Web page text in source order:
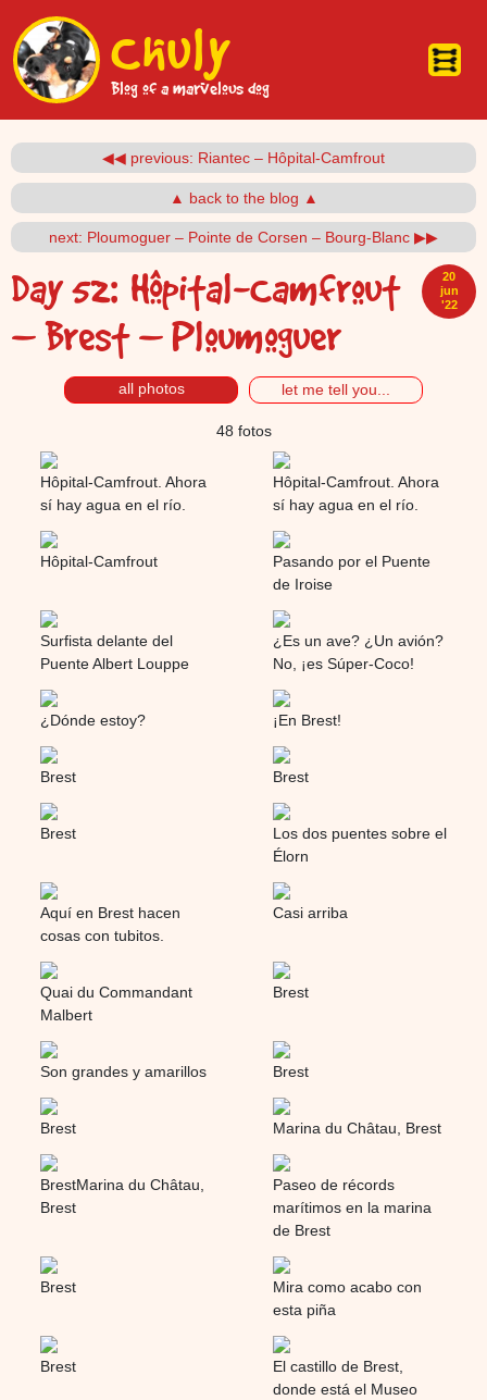
Chuly
Blog of a marvelous dog
◀◀ previous: Riantec – Hôpital-Camfrout
▲ back to the blog ▲
next: Ploumoguer – Pointe de Corsen – Bourg-Blanc ▶▶
20
jun
'22
Day 52: Hôpital-Camfrout
– Brest – Ploumoguer
all photos let me tell you...
48 fotos
Hôpital-Camfrout. Ahora
sí hay agua en el río.
Hôpital-Camfrout. Ahora
sí hay agua en el río.
Hôpital-Camfrout
Pasando por el Puente
de Iroise
Surfista delante del
Puente Albert Louppe
¿Es un ave? ¿Un avión?
No, ¡es Súper-Coco!
¿Dónde estoy? ¡En Brest!
Brest Brest
Brest
Los dos puentes sobre el
Élorn
Aquí en Brest hacen
cosas con tubitos.
Casi arriba
Quai du Commandant
Malbert
Brest
Son grandes y amarillos Brest
Brest Marina du Châtau, Brest
BrestMarina du Châtau,
Brest
Paseo de récords
marítimos en la marina
de Brest
Brest
Mira como acabo con
esta piña
Brest
El castillo de Brest,
donde está el Museo